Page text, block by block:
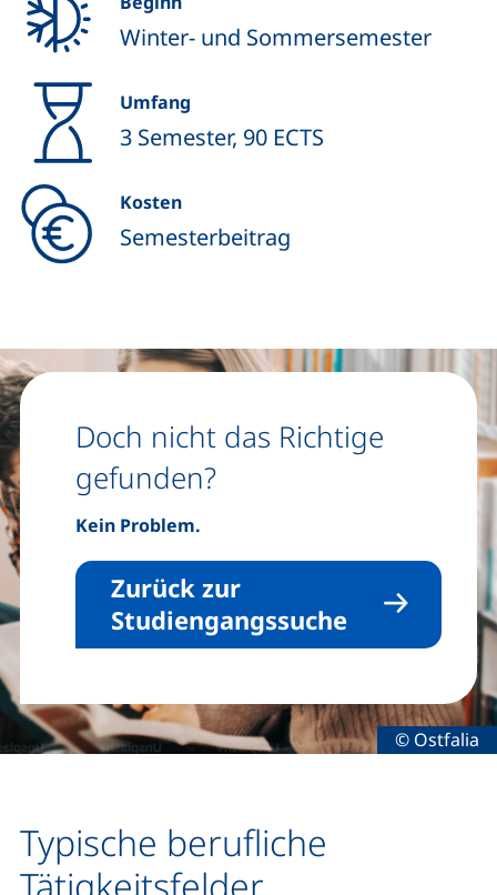
Winter- und Sommersemester
Umfang
3 Semester, 90 ECTS
Kosten
Semesterbeitrag
Doch nicht das Richtige
gefunden?
Kein Problem.
Zurück zur
Studiengangssuche
Rechtliche
© Ostfalia
Typische berufliche